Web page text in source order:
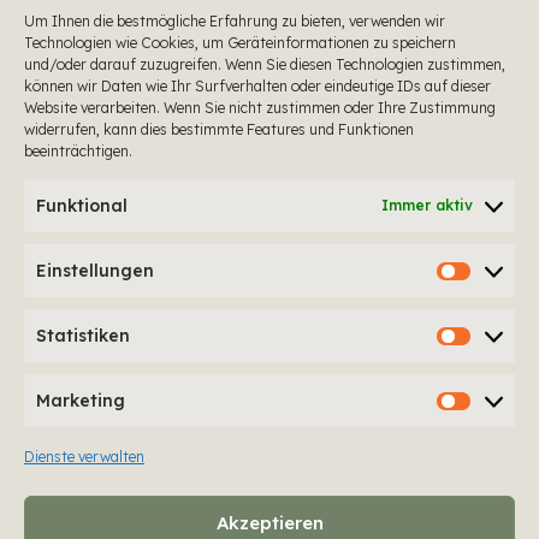
Um Ihnen die bestmögliche Erfahrung zu bieten, verwenden wir
Technologien wie Cookies, um Geräteinformationen zu speichern
und/oder darauf zuzugreifen. Wenn Sie diesen Technologien zustimmen,
können wir Daten wie Ihr Surfverhalten oder eindeutige IDs auf dieser
Website verarbeiten. Wenn Sie nicht zustimmen oder Ihre Zustimmung
widerrufen, kann dies bestimmte Features und Funktionen
beeinträchtigen.
Funktional Immer aktiv
Einstellungen
Statistiken
Marketing
Dienste verwalten
Akzeptieren
Möchtest du informiert werden,
sobald wir online sind?
Schreibe mir!
hello@bewusstsein-breathwork.de